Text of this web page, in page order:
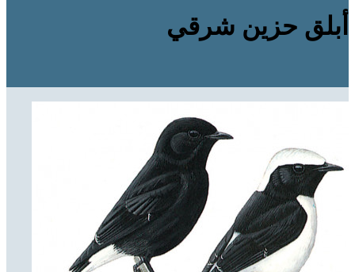
أبلق حزين شرقي